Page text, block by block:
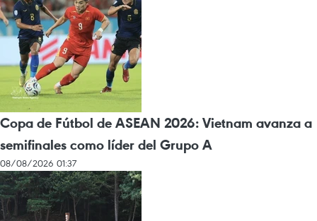
Copa de Fútbol de ASEAN 2026: Vietnam avanza a
semifinales como líder del Grupo A
08/08/2026 01:37